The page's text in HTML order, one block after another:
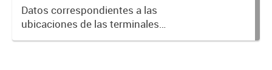
Datos correspondientes a las
ubicaciones de las terminales
automáticas de auto servicio (TAS)